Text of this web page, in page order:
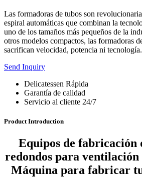
Las formadoras de tubos son
espiral automáticas que combinan la
uno de los tamaños más pequeños de la
otros modelos compactos, las formadoras
sacrifican velocidad, potencia ni tecnología.
Send Inquiry
Delicatessen Rápida
Garantía de calidad
Servicio al cliente 24/7
Product Introduction
Equipos de fabricación
redondos para
Máquina para fabricar